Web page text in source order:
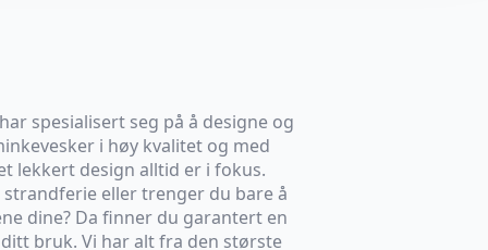
spesialisert seg på å designe og
i høy kvalitet og med
lekkert design alltid er i fokus.
eller trenger du bare å
dine? Da finner du garantert en
bruk. Vi har alt fra den største